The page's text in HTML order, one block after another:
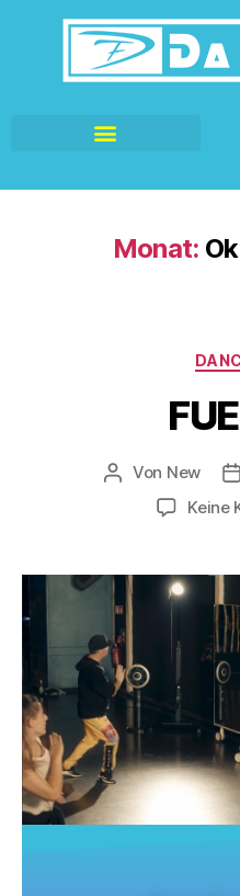
Monat:
Von New
Keine